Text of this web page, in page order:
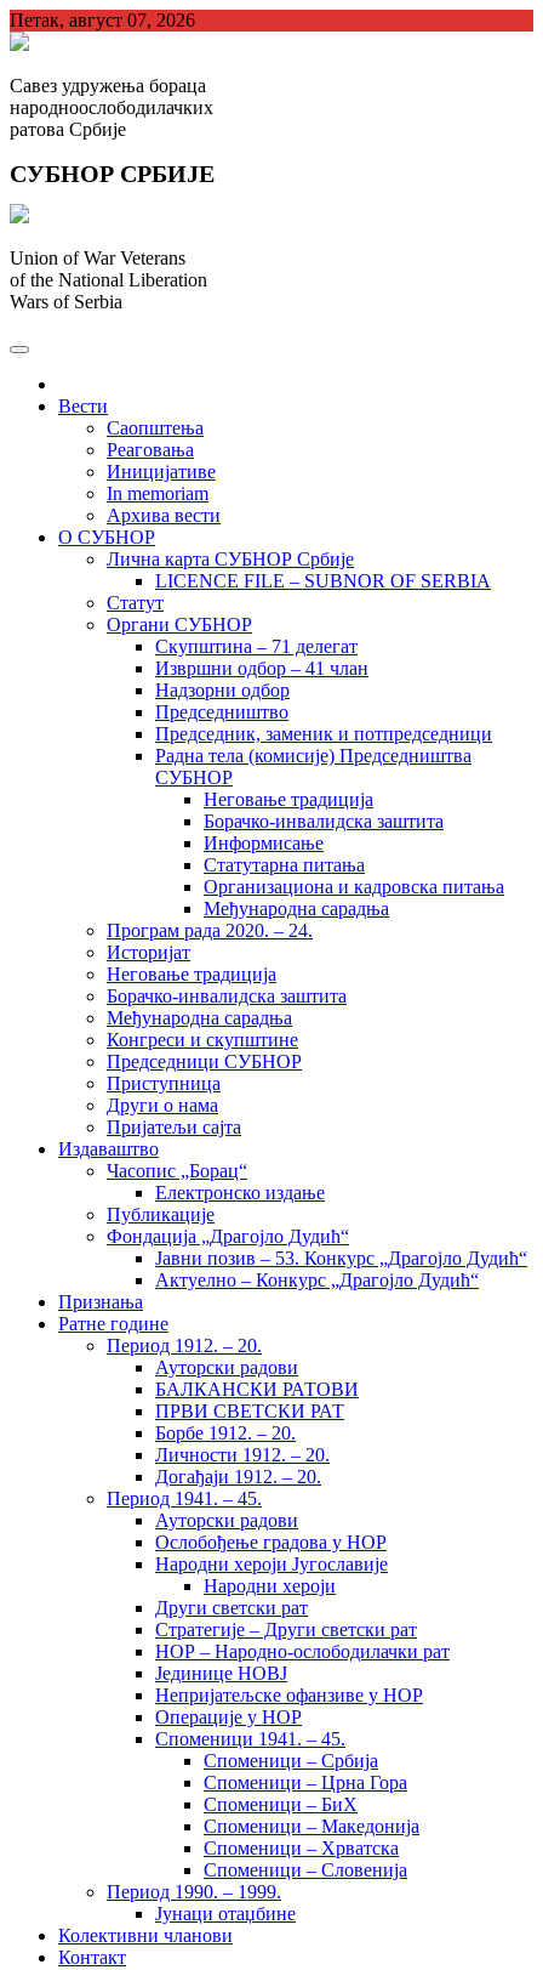
Skip
to
Петак, август 07, 2026
Савез удружења бораца
народноослободилачких
ратова Србије
СУБНОР СРБИЈЕ
Union of War Veterans
of the National Liberation
Wars of Serbia
Вести
Саопштења
Реаговања
Иницијативе
In memoriam
Архива вести
О СУБНОР
Лична карта СУБНОР Србије
LICENCE FILE – SUBNOR OF SERBIA
Статут
Органи СУБНОР
Скупштина – 71 делегат
Извршни одбор – 41 члан
Надзорни одбор
Председништво
Председник, заменик и потпредседници
Радна тела (комисије) Председништва
СУБНОР
Неговање традиција
Борачко-инвалидска заштита
Информисање
Статутарна питања
Организациона и кадровска питања
Међународна сарадња
Програм рада 2020. – 24.
Историјат
Неговање традиција
Борачко-инвалидска заштита
Међународна сарадња
Конгреси и скупштине
Председници СУБНОР
Приступница
Други о нама
Пријатељи сајта
Издаваштво
Часопис „Борац“
Електронско издање
Публикације
Фондација „Драгојло Дудић“
Јавни позив – 53. Конкурс „Драгојло Дудић“
Актуелно – Конкурс „Драгојло Дудић“
Признања
Ратне године
Период 1912. – 20.
Ауторски радови
БАЛКАНСКИ РАТОВИ
ПРВИ СВЕТСКИ РАТ
Борбе 1912. – 20.
Личности 1912. – 20.
Догађаји 1912. – 20.
Период 1941. – 45.
Ауторски радови
Ослобођење градова у НОР
Народни хероји Југославије
Народни хероји
Други светски рат
Стратегије – Други светски рат
НОР – Народно-ослободилачки рат
Јединице НОВЈ
Непријатељске офанзиве у НОР
Операције у НОР
Споменици 1941. – 45.
Споменици – Србија
Споменици – Црна Гора
Споменици – БиХ
Споменици – Македонија
Споменици – Хрватска
Споменици – Словенија
Период 1990. – 1999.
Јунаци отаџбине
Колективни чланови
Контакт